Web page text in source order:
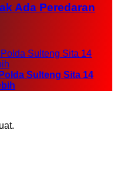
Ada Peredaran
Sulteng Sita 14